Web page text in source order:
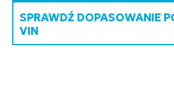
SPRAWDŹ DOPASOWANIE
VIN